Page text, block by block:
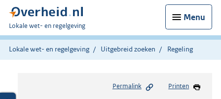
Menu
U
bent
hier:
Lokale wet- en regelgeving
Lokale wet- en regelgeving Uitgebreid zoeken Regeling
Permalink Printen